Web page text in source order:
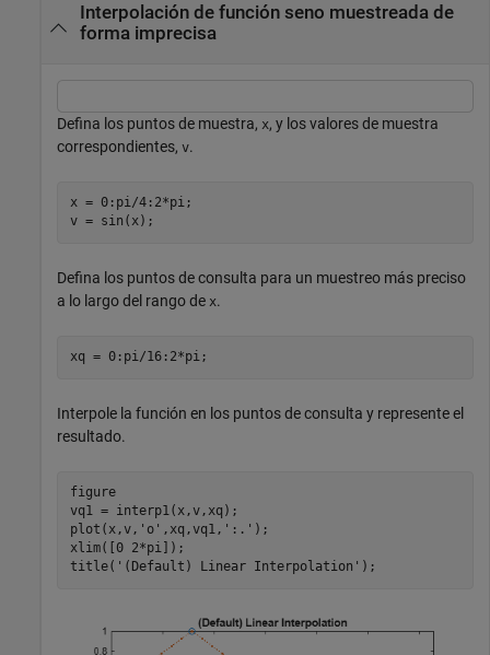
Interpolación de función seno muestreada de
forma imprecisa
Defina los puntos de muestra, x, y los valores de muestra
correspondientes, v.
x = 0:pi/4:2*pi;
v = sin(x);
Defina los puntos de consulta para un muestreo más preciso
a lo largo del rango de x.
xq = 0:pi/16:2*pi;
Interpole la función en los puntos de consulta y represente el
resultado.
figure
vq1 = interp1(x,v,xq);
plot(x,v, 'o' ,xq,vq1, ':.' );
xlim([0 2*pi]);
title( '(Default) Linear Interpolation' );